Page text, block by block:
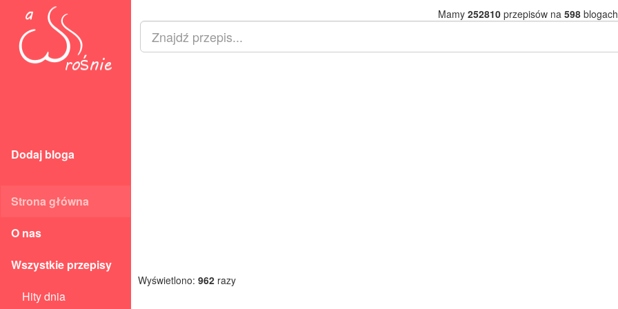
Dodaj bloga
Strona główna
O nas
Wszystkie przepisy
Hity dnia
Mamy 252810przepisów na 598
Wyświetlono: 962 razy